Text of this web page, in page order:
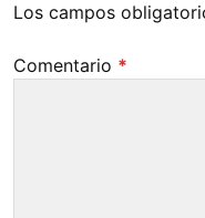
Los campos
Comentario *